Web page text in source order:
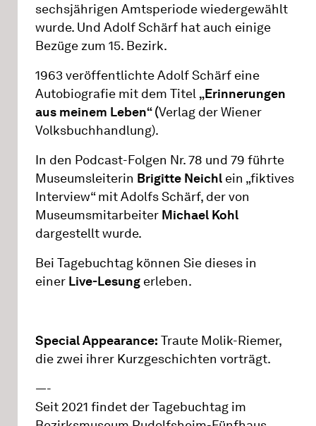
sechsjährigen Amtsperiode wiedergewählt
wurde. Und Adolf Schärf hat auch einige
Bezüge zum 15. Bezirk.
1963 veröffentlichte Adolf Schärf eine
Autobiografie mit dem Titel „Erinnerungen
aus meinem Leben“ (Verlag der Wiener
Volksbuchhandlung).
In den Podcast-Folgen Nr. 78 und 79 führte
Museumsleiterin Brigitte Neichl ein „fiktives
Interview“ mit Adolfs Schärf, der von
Museumsmitarbeiter Michael Kohl
dargestellt wurde.
Bei Tagebuchtag können Sie dieses in
einer Live-Lesung erleben.
Special Appearance: Traute Molik-Riemer,
die zwei ihrer Kurzgeschichten vorträgt.
—-
Seit 2021 findet der Tagebuchtag im